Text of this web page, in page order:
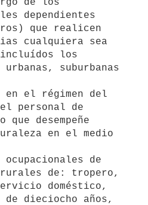
dependientes
que realicen
cualquiera sea
los
urbanas, suburbanas
en el régimen del
personal de
desempeñe
en el medio
de: tropero,
doméstico,
de dieciocho años,